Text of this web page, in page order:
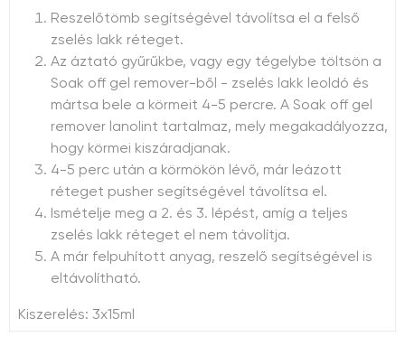
Reszelőtömb segítségével távolítsa el a felső
zselés lakk réteget.
Az áztató gyűrűkbe, vagy egy tégelybe töltsön a
Soak off gel remover-ből - zselés lakk leoldó és
mártsa bele a körmeit 4-5 percre. A Soak off gel
remover lanolint tartalmaz, mely megakadályozza,
hogy körmei kiszáradjanak.
4-5 perc után a körmökön lévő, már leázott
réteget pusher segítségével távolítsa el.
Ismételje meg a 2. és 3. lépést, amíg a teljes
zselés lakk réteget el nem távolítja.
A már felpuhított anyag, reszelő segítségével is
eltávolítható.
Kiszerelés: 3x15ml